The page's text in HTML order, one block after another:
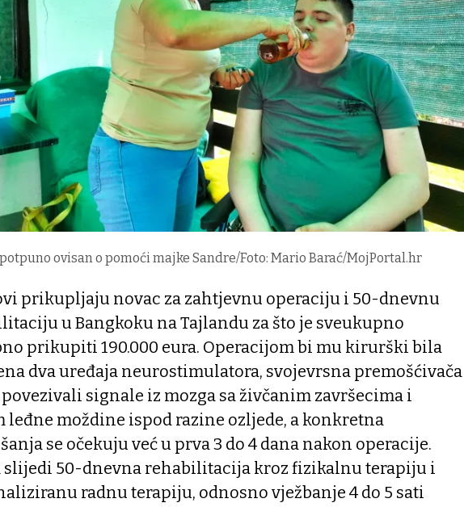
ovisan o pomoći majke Sandre/Foto: Mario Barać/MojPortal.hr
prikupljaju novac za zahtjevnu operaciju i 50-dnevnu
u Bangkoku na Tajlandu za što je sveukupno
prikupiti 190.000 eura. Operacijom bi mu kirurški bila
dva uređaja neurostimulatora, svojevrsna premošćivača
signale iz mozga sa živčanim završecima i
leđne moždine ispod razine ozljede, a konkretna
se očekuju već u prva 3 do 4 dana nakon operacije.
slijedi 50-dnevna rehabilitacija kroz fizikalnu terapiju i
radnu terapiju, odnosno vježbanje 4 do 5 sati